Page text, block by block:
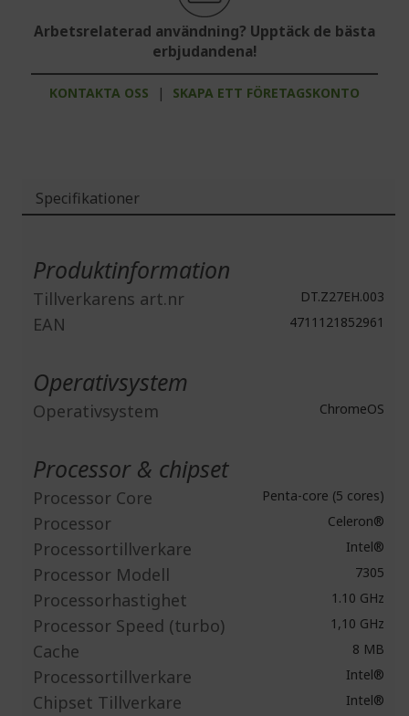
Arbetsrelaterad användning? Upptäck de bästa
erbjudandena!
KONTAKTA OSS | SKAPA ETT FÖRETAGSKONTO
Specifikationer
Produktinformation
Tillverkarens art.nr DT.Z27EH.003
EAN 4711121852961
Operativsystem
Operativsystem ChromeOS
Processor & chipset
Processor Core Penta-core (5 cores)
Processor Celeron®
Processortillverkare Intel®
Processor Modell 7305
Processorhastighet 1.10 GHz
Processor Speed (turbo) 1,10 GHz
Cache 8 MB
Processortillverkare Intel®
Chipset Tillverkare Intel®